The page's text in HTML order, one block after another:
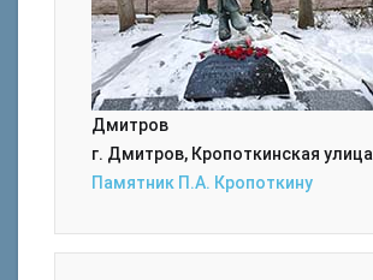
Дмитров
г. Дмитров, Кропоткинская улица
Памятник П.А. Кропоткину